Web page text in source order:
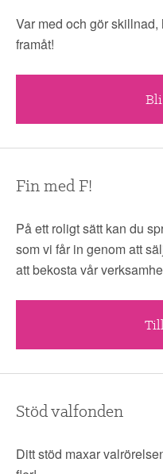
Var med och gör
framåt!
Fin med F!
På ett roligt sätt kan du
som vi får in genom att
att bekosta vår
Stöd valfonden
Ditt stöd maxar